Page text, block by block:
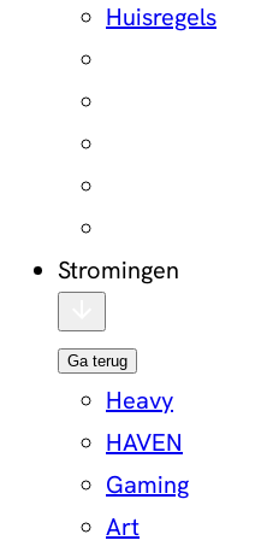
Huisregels
Stromingen
Ga terug
Heavy
HAVEN
Gaming
Art